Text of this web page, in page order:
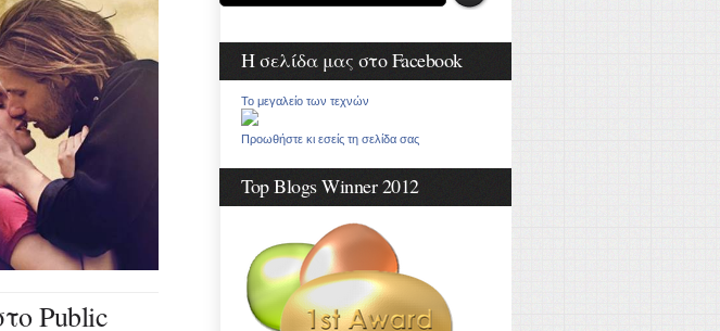
Public
Η σελίδα μας στο Facebook
Το μεγαλείο των τεχνών
Προωθήστε κι εσείς τη σελίδα σας
Top Blogs Winner 2012